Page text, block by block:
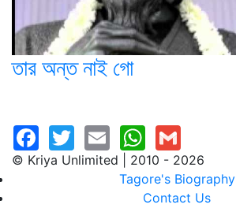
তার অন্ত নাই গো
© Kriya Unlimited | 2010 - 2026
Tagore's Biography
Contact Us